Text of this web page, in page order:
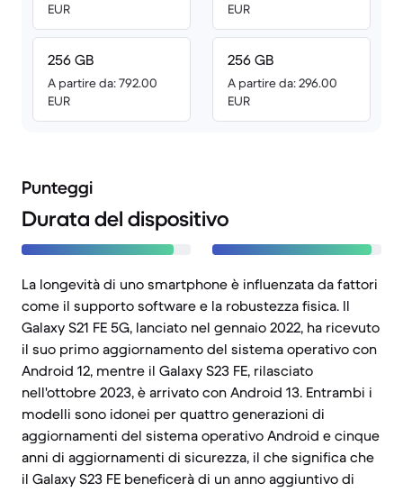
EUR
256 GB
A partire da: 792.00
EUR
EUR
256 GB
A partire da: 296.00
EUR
Punteggi
Durata del dispositivo
La longevità di uno smartphone è influenzata da fattori
come il supporto software e la robustezza fisica. Il
Galaxy S21 FE 5G, lanciato nel gennaio 2022, ha ricevuto
il suo primo aggiornamento del sistema operativo con
Android 12, mentre il Galaxy S23 FE, rilasciato
nell'ottobre 2023, è arrivato con Android 13. Entrambi i
modelli sono idonei per quattro generazioni di
aggiornamenti del sistema operativo Android e cinque
anni di aggiornamenti di sicurezza, il che significa che
il Galaxy S23 FE beneficerà di un anno aggiuntivo di